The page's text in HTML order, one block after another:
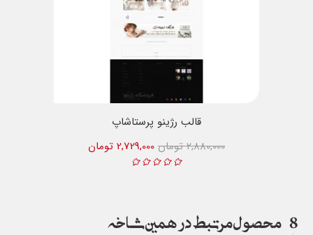
قالب رژینو پرستاشاپ
2,729,000 تومان
2,880,000 تومان
8 محصول مرتبط در همین شاخه